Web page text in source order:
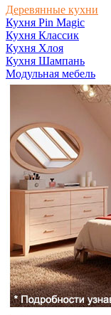
Деревянные кухни
Кухня Pin Magic
Кухня Классик
Кухня Хлоя
Кухня Шампань
Модульная мебель